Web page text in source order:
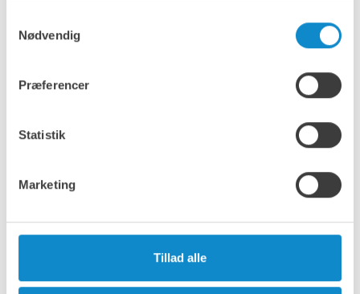
Nødvendig
Præferencer
Statistik
Marketing
Tillad alle
Metso tilbyder et pålideligt udvalg af fødere, herunder
grizzly-, lamel-, plade- og båndfødere, der er designet til
applikationer.